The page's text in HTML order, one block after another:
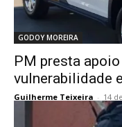
GODOY MOREIRA
PM presta
vulnerabilidade
Guilherme Teixeira - 14